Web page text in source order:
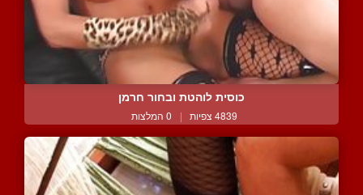
כוסית לוהטת ובחור חרמן
4839 צפיות | 0 המלצות